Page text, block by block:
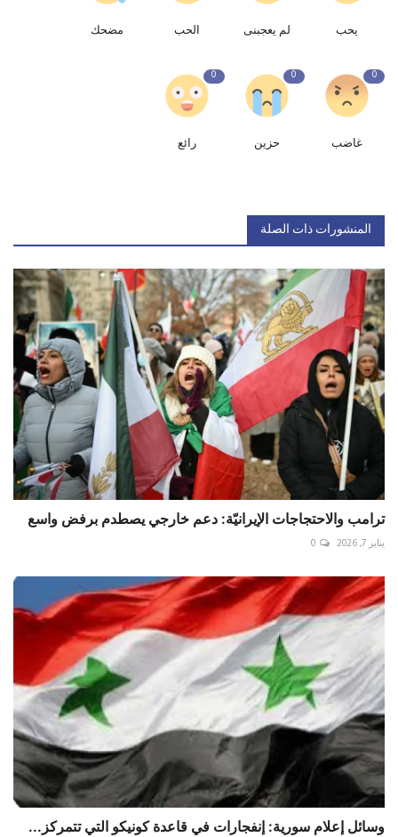
يحب لم يعجبنى الحب مضحك
0
غاضب
0
حزين
0
رائع
المنشورات ذات الصلة
ترامب والاحتجاجات الإيرانيّة: دعم خارجي يصطدم برفض واسع
يناير 7, 2026 0
وسائل إعلام سورية: إنفجارات في قاعدة كونيكو التي تتمركز...